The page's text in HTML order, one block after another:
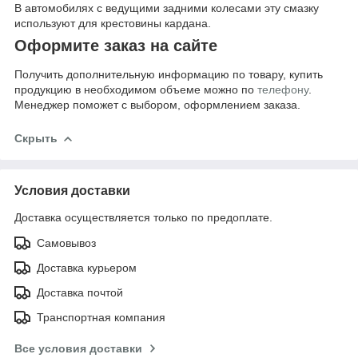
В автомобилях с ведущими задними колесами эту смазку
используют для крестовины кардана.
Оформите заказ на сайте
Получить дополнительную информацию по товару, купить
продукцию в необходимом объеме можно по телефону.
Менеджер поможет с выбором, оформлением заказа.
Скрыть
Условия доставки
Доставка осуществляется только по предоплате.
Самовывоз
Доставка курьером
Доставка почтой
Транспортная компания
Все условия доставки